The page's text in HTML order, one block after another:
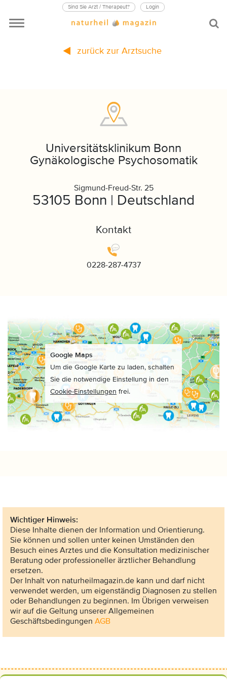
Sind Sie Arzt / Therapeut? Login
zurück zur Arztsuche
Universitätsklinikum Bonn
Gynäkologische Psychosomatik
Sigmund-Freud-Str. 25
53105 Bonn | Deutschland
Kontakt
0228-287-4737
Google Maps
Um die Google Karte zu laden, schalten
Sie die notwendige Einstellung in den
Cookie-Einstellungen frei.
Wichtiger Hinweis:
Diese Inhalte dienen der Information und Orientierung.
Sie können und sollen unter keinen Umständen den
Besuch eines Arztes und die Konsultation medizinischer
Beratung oder professioneller ärztlicher Behandlung
ersetzen.
Der Inhalt von naturheilmagazin.de kann und darf nicht
verwendet werden, um eigenständig Diagnosen zu stellen
oder Behandlungen zu beginnen. Im Übrigen verweisen
wir auf die Geltung unserer Allgemeinen
Geschäftsbedingungen AGB